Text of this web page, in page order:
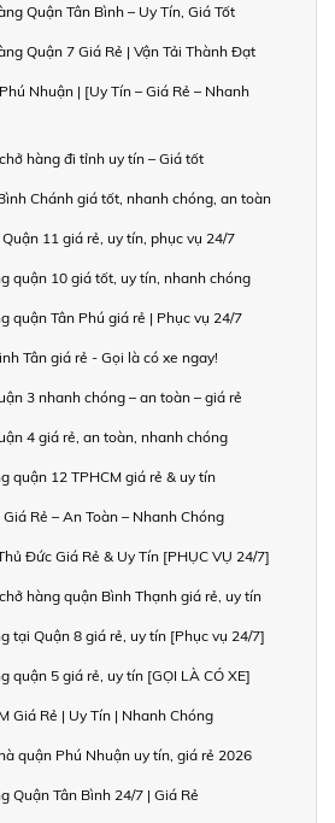
Quận Tân Bình – Uy Tín, Giá Tốt
Quận 7 Giá Rẻ | Vận Tải Thành Đạt
Nhuận | [Uy Tín – Giá Rẻ – Nhanh
hàng đi tỉnh uy tín – Giá tốt
Chánh giá tốt, nhanh chóng, an toàn
11 giá rẻ, uy tín, phục vụ 24/7
quận 10 giá tốt, uy tín, nhanh chóng
quận Tân Phú giá rẻ | Phục vụ 24/7
Tân giá rẻ - Gọi là có xe ngay!
3 nhanh chóng – an toàn – giá rẻ
4 giá rẻ, an toàn, nhanh chóng
quận 12 TPHCM giá rẻ & uy tín
Rẻ – An Toàn – Nhanh Chóng
Đức Giá Rẻ & Uy Tín [PHỤC VỤ 24/7]
hàng quận Bình Thạnh giá rẻ, uy tín
tại Quận 8 giá rẻ, uy tín [Phục vụ 24/7]
quận 5 giá rẻ, uy tín [GỌI LÀ CÓ XE]
Giá Rẻ | Uy Tín | Nhanh Chóng
quận Phú Nhuận uy tín, giá rẻ 2026
Quận Tân Bình 24/7 | Giá Rẻ